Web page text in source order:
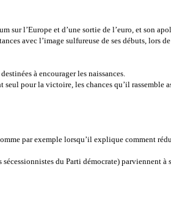
sur l’Europe et d’une sortie de l’euro, et son
avec l’image sulfureuse de ses débuts, lors
à encourager les naissances.
pour la victoire, les chances qu’il rassemble
par exemple lorsqu’il explique comment
du Parti démocrate) parviennent à